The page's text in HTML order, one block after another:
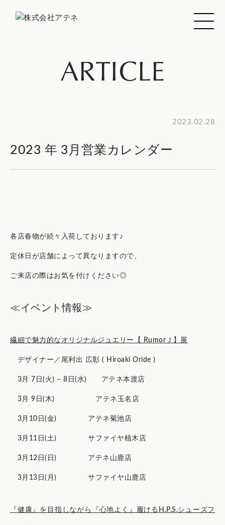
ARTICLE
2023.02.28
2023 年 3月営業カレンダー
各店春物が続々入荷しております♪
定休日が店舗によって異なりますので、
ご来店の際はお気を付けください◎
≪イベント情報≫
繊細で魅力的なオリジナルジュエリー【 RumorＪ】展
デザイナー／尾利出 広彰 ( Hiroaki Oride )
3月 7日(火) – 8日(水) アテネ本渡店
3月 9日(木) アテネ玉名店
3月10日(金) アテネ菊池店
3月11日(土) サファイヤ植木店
3月12日(日) アテネ山鹿店
3月13日(月) サファイヤ山鹿店
『健康』を目指しながら『心地よく』履けるH.P.S.シューズフ